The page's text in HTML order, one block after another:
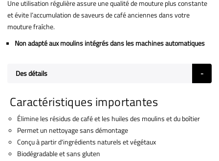
Une utilisation régulière assure une qualité de mouture plus constante
et évite l’accumulation de saveurs de café anciennes dans votre
mouture fraîche.
Non adapté aux moulins intégrés dans les machines automatiques
Des détails
Caractéristiques importantes
Élimine les résidus de café et les huiles des moulins et du boîtier
Permet un nettoyage sans démontage
Conçu à partir d'ingrédients naturels et végétaux
Biodégradable et sans gluten